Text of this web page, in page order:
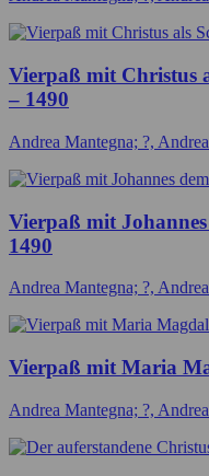
Vierpaß mit Christus
– 1490
Andrea Mantegna; ?,
Vierpaß mit
1490
Andrea Mantegna; ?,
Vierpaß mit Maria
Andrea Mantegna; ?,